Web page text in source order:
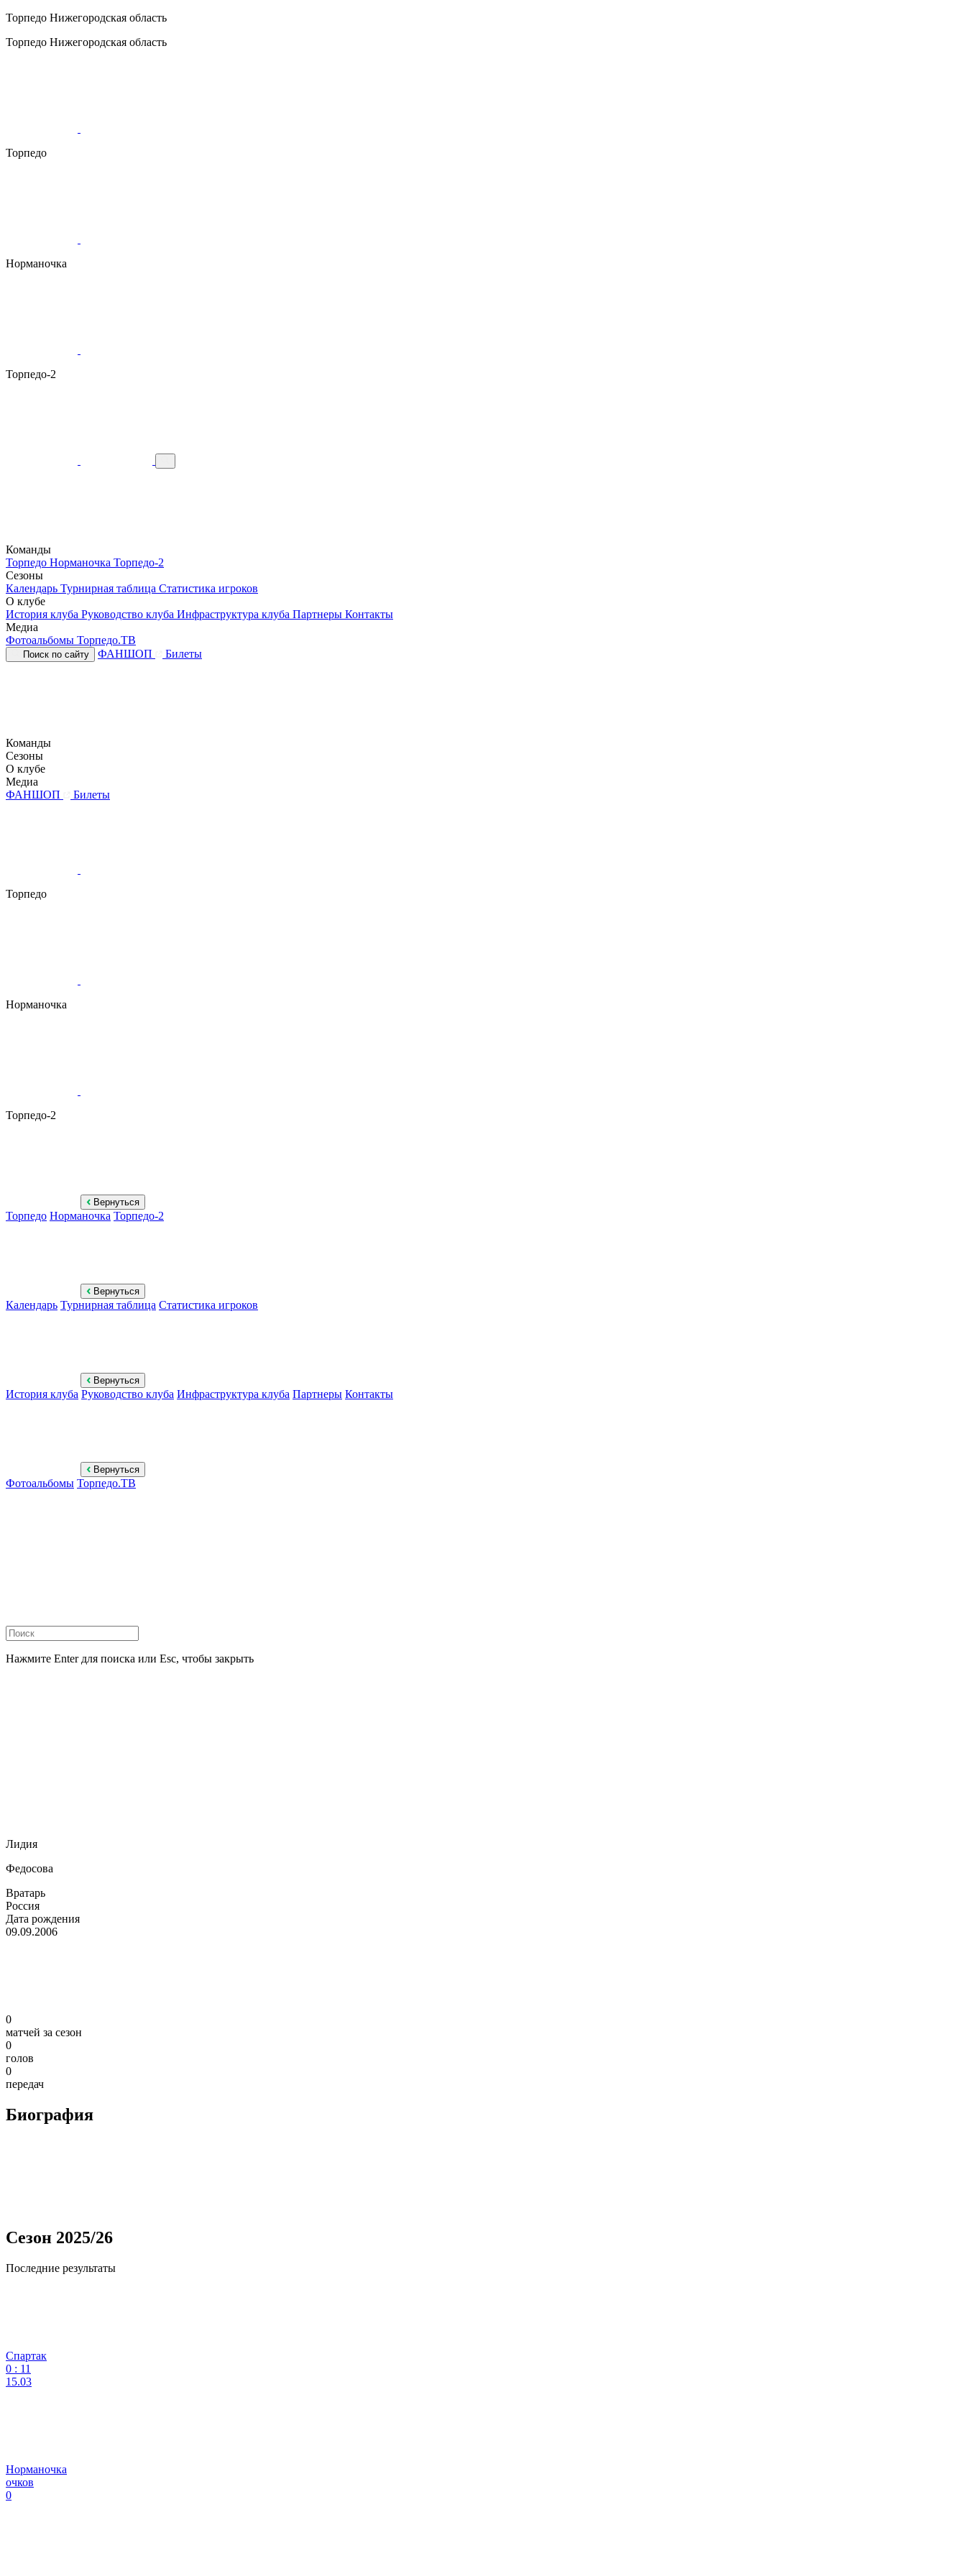
Торпедо Нижегородская область
Торпедо Нижегородская область
Торпедо
Норманочка
Торпедо-2
Команды
Торпедо Норманочка Торпедо-2
Сезоны
Календарь Турнирная таблица Статистика игроков
О клубе
История клуба Руководство клуба Инфраструктура клуба Партнеры Контакты
Медиа
Фотоальбомы Торпедо.ТВ
Поиск по сайту ФАНШОП Билеты
Команды
Сезоны
О клубе
Медиа
ФАНШОП
Билеты
Торпедо
Норманочка
Торпедо-2
Вернуться
Торпедо Норманочка Торпедо-2
Вернуться
Календарь Турнирная таблица Статистика игроков
Вернуться
История клуба Руководство клуба Инфраструктура клуба Партнеры Контакты
Вернуться
Фотоальбомы Торпедо.ТВ
Нажмите Enter для поиска или Esc, чтобы закрыть
Лидия
Федосова
Вратарь
Россия
Дата рождения
09.09.2006
0
матчей за сезон
0
голов
0
передач
Биография
Сезон 2025/26
Последние результаты
Спартак
0 : 11
15.03
Норманочка
очков
0